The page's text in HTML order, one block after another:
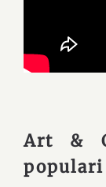
Art &
populari